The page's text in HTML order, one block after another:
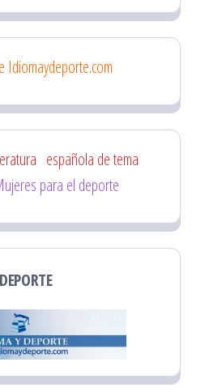
Idiomaydeporte.com
española de tema
para el deporte